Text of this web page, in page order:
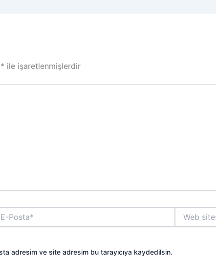
* ile işaretlenmişlerdir
sitesi
adresim ve site adresim bu tarayıcıya kaydedilsin.